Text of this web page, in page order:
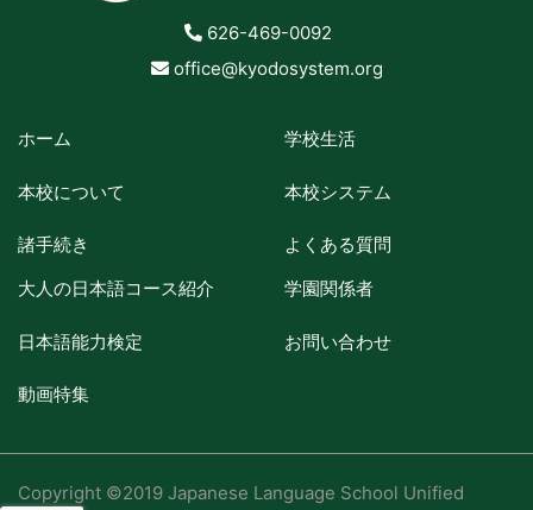
626-469-0092
office@kyodosystem.org
ホーム
本校について
諸手続き
学校生活
本校システム
よくある質問
大人の日本語コース紹介
日本語能力検定
動画特集
学園関係者
お問い合わせ
Copyright ©2019 Japanese Language School Unified